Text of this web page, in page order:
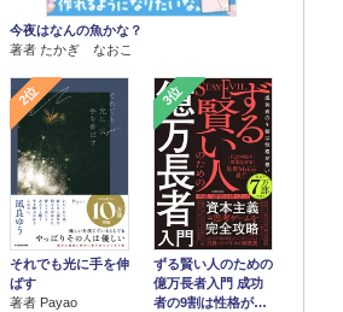
今夜はなんの魚かな？
著者 たかぎ なおこ
2位
それでも光に手を伸
ばす
著者 Payao
3位
ずる賢い人のための
億万長者入門 成功
者の9割は性格が…